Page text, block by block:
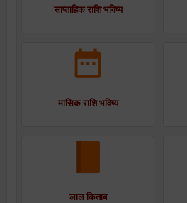
साप्ताहिक राशि भविष्य
मासिक राशि भविष्य
लाल किताब